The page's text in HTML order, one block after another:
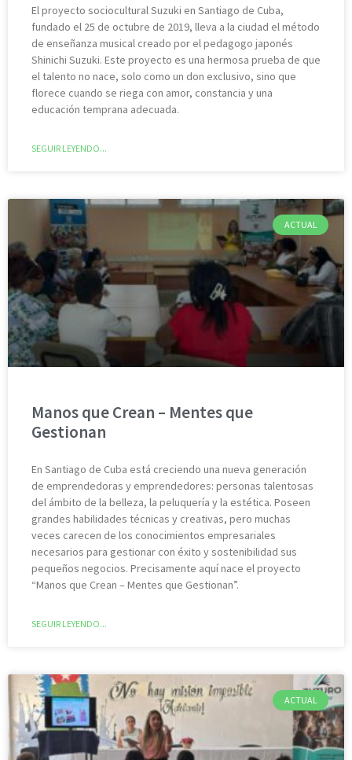
El proyecto sociocultural Suzuki en Santiago de Cuba,
fundado el 25 de octubre de 2019, lleva a la ciudad el método
de enseñanza musical creado por el pedagogo japonés
Shinichi Suzuki. Este proyecto es una hermosa prueba de que
el talento no nace, solo como un don exclusivo, sino que
florece cuando se riega con amor, constancia y una
educación temprana adecuada.
SEGUIR LEYENDO...
ACTUAL
Manos que Crean – Mentes que
Gestionan
En Santiago de Cuba está creciendo una nueva generación
de emprendedoras y emprendedores: personas talentosas
del ámbito de la belleza, la peluquería y la estética. Poseen
grandes habilidades técnicas y creativas, pero muchas
veces carecen de los conocimientos empresariales
necesarios para gestionar con éxito y sostenibilidad sus
pequeños negocios. Precisamente aquí nace el proyecto
“Manos que Crean – Mentes que Gestionan”.
SEGUIR LEYENDO...
ACTUAL